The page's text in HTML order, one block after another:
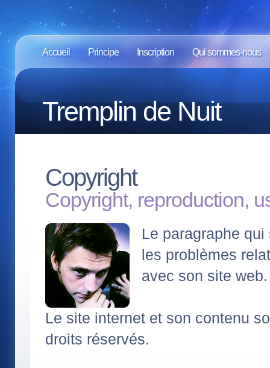
Accueil Principe Inscription Qui sommes-nous
Tremplin de Nuit
Copyright
Copyright, reproduction,
Le paragraphe
les problèmes
avec son site web.
Le site internet et son contenu
droits réservés.